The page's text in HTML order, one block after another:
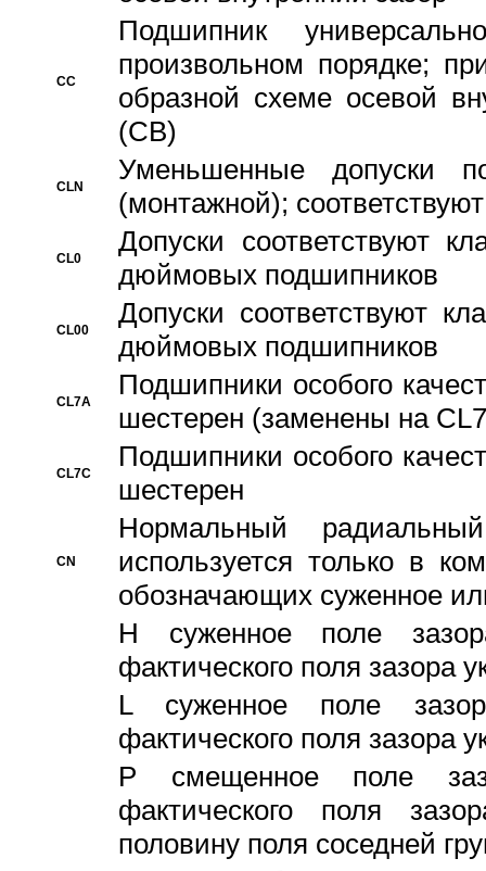
CC
Подшипник
произвольном порядке;
образной схеме осевой
(CB)
CLN
Уменьшенные
(монтажной);
CL0
Допуски соответствуют
дюймовых подшипников
CL00
Допуски соответствуют
дюймовых подшипников
CL7A
Подшипники особого
шестерен (заменены на
CL7C
Подшипники особого
шестерен
CN
Hормальный
используется только в
обозначающих суженное
H суженное поле
фактического поля зазора
L суженное поле
фактического поля зазора
P смещенное поле
фактического поля
половину поля соседней